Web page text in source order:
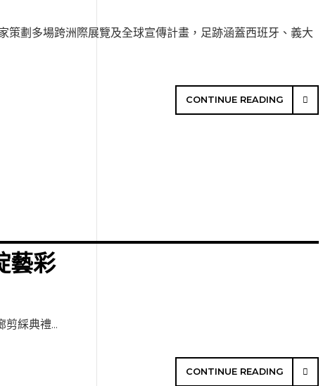
劃多場跨洲際展覽及全球宣傳計畫，足跡涵蓋西班牙、義大
CONTINUE READING
藝彩
剪綵典禮...
CONTINUE READING